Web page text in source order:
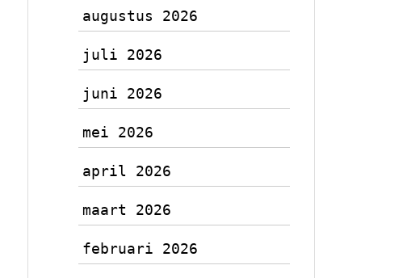
augustus 2026
juli 2026
juni 2026
mei 2026
april 2026
maart 2026
februari 2026